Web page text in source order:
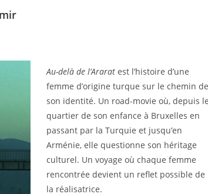
Au-delà de l’Ararat est l’histoire d’une
femme d’origine turque sur le chemin de
son identité. Un road-movie où, depuis le
quartier de son enfance à Bruxelles en
passant par la Turquie et jusqu’en
Arménie, elle questionne son héritage
culturel. Un voyage où chaque femme
rencontrée devient un reflet possible de
la réalisatrice.